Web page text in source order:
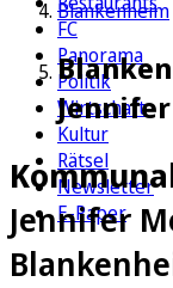
FC
Panorama
Politik
Wirtschaft
Kultur
Rätsel
Newsletter
E-Paper
Blankenheim
Jennifer